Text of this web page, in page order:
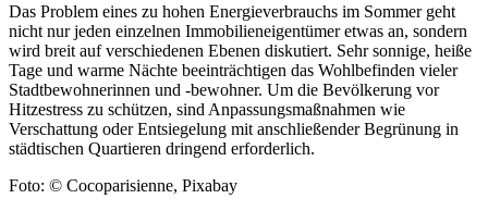
Das Problem eines zu hohen Energieverbrauchs im Sommer geht
nicht nur jeden einzelnen Immobilieneigentümer etwas an, sondern
wird breit auf verschiedenen Ebenen diskutiert. Sehr sonnige, heiße
Tage und warme Nächte beeinträchtigen das Wohlbefinden vieler
Stadtbewohnerinnen und -bewohner. Um die Bevölkerung vor
Hitzestress zu schützen, sind Anpassungsmaßnahmen wie
Verschattung oder Entsiegelung mit anschließender Begrünung in
städtischen Quartieren dringend erforderlich.
Foto: © Cocoparisienne, Pixabay